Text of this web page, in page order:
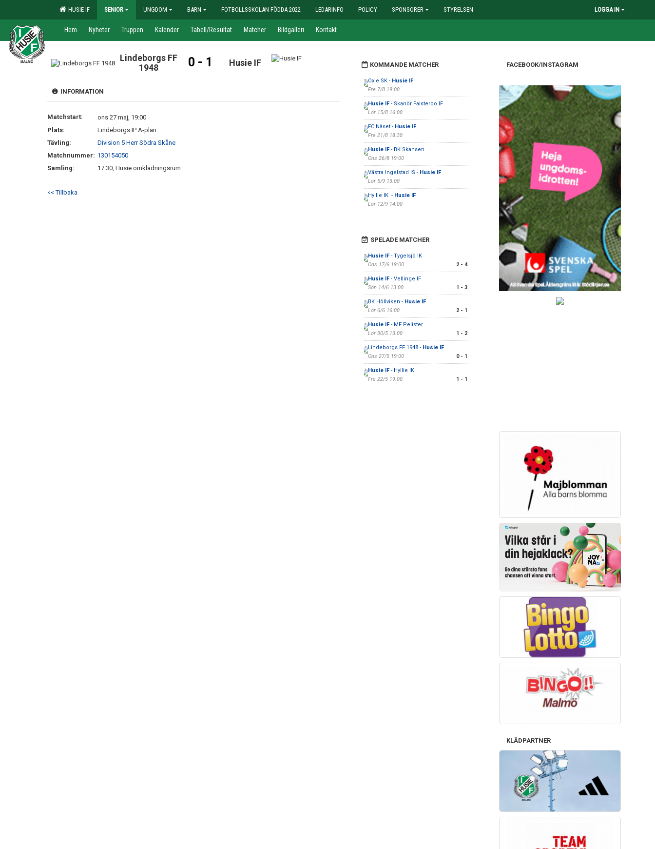
HUSIE IF SENIOR UNGDOM BARN FOTBOLLSSKOLAN FÖDDA 2022 LEDARINFO POLICY SPONSORER STYRELSEN LOGGA IN
Hem Nyheter Truppen Kalender Tabell/Resultat Matcher Bildgalleri Kontakt
Lindeborgs FF
1948
0 - 1 Husie IF
INFORMATION
Matchstart:
ons 27 maj, 19:00
Plats:
Lindeborgs IP A-plan
Tävling:
Division 5 Herr Södra Skåne
Matchnummer: 130154050
Samling:
17:30, Husie omklädningsrum
<< Tillbaka
KOMMANDE MATCHER
Oxie SK - Husie IF
Fre 7/8 19:00
Husie IF- Skanör Falsterbo IF
Lör 15/8 16:00
FC Näset - Husie IF
Fre 21/8 18:30
Husie IF- BK Skansen
Ons 26/8 19:00
Västra Ingelstad IS - Husie IF
Lör 5/9 13:00
Hyllie IK - Husie IF
Lör 12/9 14:00
SPELADE MATCHER
Husie IF- Tygelsjö IK
Ons 17/6 19:00
2 - 4
Husie IF- Vellinge IF
Sön 14/6 13:00
1 - 3
BK Höllviken - Husie IF
Lör 6/6 16:00
2 - 1
Husie IF- MF Pelister
Lör 30/5 13:00
1 - 2
Lindeborgs FF 1948 - Husie IF
Ons 27/5 19:00
0 - 1
Husie IF- Hyllie IK
Fre 22/5 19:00
1 - 1
FACEBOOK/INSTAGRAM
KLÄDPARTNER